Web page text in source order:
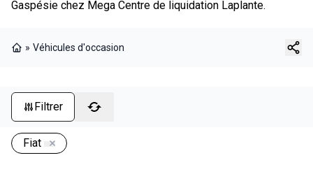
Gaspésie chez Mega Centre de liquidation Laplante.
» Véhicules d'occasion
Filtrer
Fiat